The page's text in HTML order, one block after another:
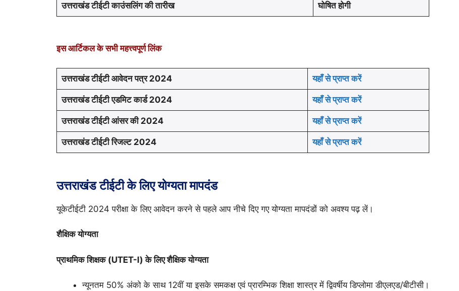
उत्तराखंड टीईटी काउंसलिंग की तारीख घोषित होगी
इस आर्टिकल के सभी महत्त्वपूर्ण लिंक
उत्तराखंड टीईटी आवेदन पत्र2024 यहाँ से प्राप्त करें
उत्तराखंड टीईटी एडमिट कार्ड2024 यहाँ से प्राप्त करें
उत्तराखंड टीईटी आंसर की 2024 यहाँ से प्राप्त करें
उत्तराखंड टीईटी रिजल्ट 2024 यहाँ से प्राप्त करें
उत्तराखंड टीईटी के लिए योग्यता मापदंड
यूकेटीईटी 2024 परीक्षा के लिए आवेदन करने से पहले आप नीचे दिए गए योग्यता मापदंडों को अवश्य पढ़ लें।
शैक्षिक योग्यता
प्राथमिक शिक्षक (UTET-I) के लिएशैक्षिक योग्यता
न्यूनतम 50% अंको के साथ 12वीं या इसके समकक्ष एवं प्रारम्भिक शिक्षा शास्त्र में द्विवर्षीय डिप्लोमा डीएलएड/बीटीसी।